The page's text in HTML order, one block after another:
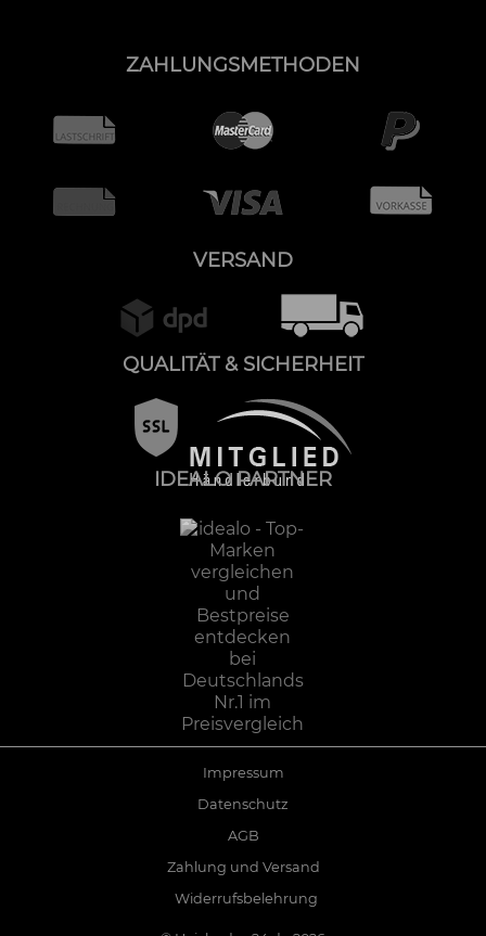
ZAHLUNGSMETHODEN
VERSAND
QUALITÄT & SICHERHEIT
IDEALO PARTNER
Impressum
Datenschutz
AGB
Zahlung und Versand
Widerrufsbelehrung